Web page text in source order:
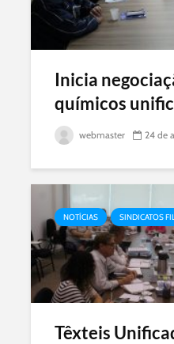
Inicia
químicos
webmaster 24 de
NOTÍCIAS SINDICATOS
Têxteis